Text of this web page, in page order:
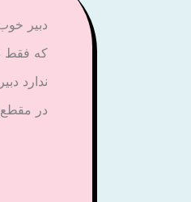
دبیر
که فقط
ندارد
در مقطع